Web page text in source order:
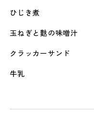
ひじき煮
玉ねぎと麩の味噌汁
クラッカーサンド
牛乳